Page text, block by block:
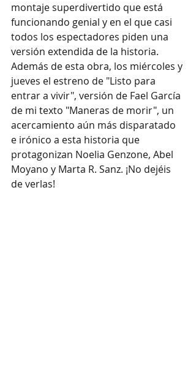
montaje superdivertido que está
funcionando genial y en el que casi
todos los espectadores piden una
versión extendida de la historia.
Además de esta obra, los miércoles y
jueves el estreno de "Listo para
entrar a vivir", versión de Fael García
de mi texto "Maneras de morir", un
acercamiento aún más disparatado
e irónico a esta historia que
protagonizan Noelia Genzone, Abel
Moyano y Marta R. Sanz. ¡No dejéis
de verlas!